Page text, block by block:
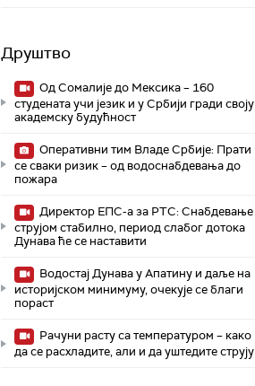
Друштво
Од Сомалије до Мексика – 160
студената учи језик и у Србији гради своју
академску будућност
Оперативни тим Владе Србије: Прати
се сваки ризик – од водоснабдевања до
пожара
Директор ЕПС-а за РТС: Снабдевање
струјом стабилно, период слабог дотока
Дунава ће се наставити
Водостај Дунава у Апатину и даље на
историјском минимуму, oчекује се благи
пораст
Рачуни расту са температуром – како
да се расхладите, али и да уштедите струју